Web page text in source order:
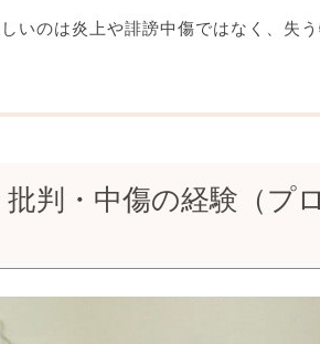
いのは炎上や誹謗中傷ではなく、失
判・中傷の経験（プ